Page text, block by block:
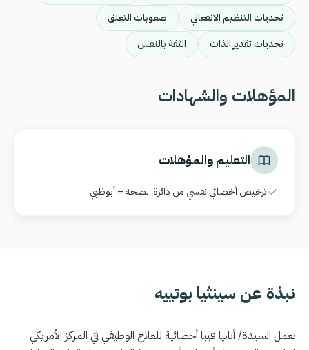
تحديات التنظيم الانفعالي
صعوبات التعلق
تحديات تقدير الذات
الثقة بالنفس
المؤهلات والشهادات
التعليم والمؤهلات
ترخيص أخصائي نفسي من دائرة الصحة – أبوظبي
نبذة عن سينثيا بوتييه
تعمل السيدة/ أنانيا فيبا أخصائية للعلاج الوظيفي في المركز الأمريكي